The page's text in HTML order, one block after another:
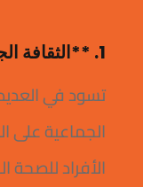
1. **الثقافة الجماعية**
تسود في
الجماعية على
الأفراد